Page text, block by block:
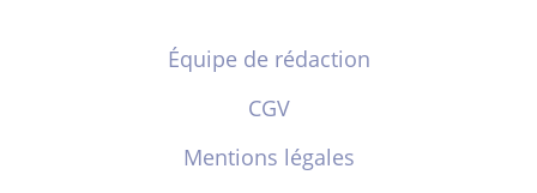
Équipe de rédaction
CGV
Mentions légales